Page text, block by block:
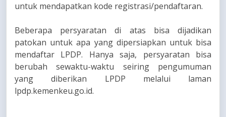
untuk mendapatkan kode registrasi/pendaftaran.
Beberapa persyaratan di atas bisa dijadikan
patokan untuk apa yang dipersiapkan untuk bisa
mendaftar LPDP. Hanya saja, persyaratan bisa
berubah sewaktu-waktu seiring pengumuman
yang diberikan LPDP melalui laman
lpdp.kemenkeu.go.id.